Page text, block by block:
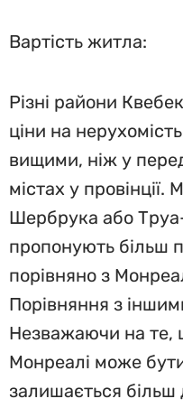
Вартість житла:
Різні райони
ціни на
вищими, ніж у
містах у
Шербрука або
пропонують більш
порівняно з
Порівняння з
Незважаючи на те,
Монреалі може
залишається більш